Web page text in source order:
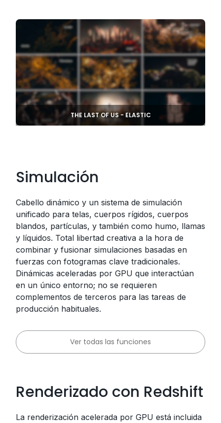
THE LAST OF US - ELASTIC
Simulación
Cabello dinámico y un sistema de simulación
unificado para telas, cuerpos rígidos, cuerpos
blandos, partículas, y también como humo, llamas
y líquidos. Total libertad creativa a la hora de
combinar y fusionar simulaciones basadas en
fuerzas con fotogramas clave tradicionales.
Dinámicas aceleradas por GPU que interactúan
en un único entorno; no se requieren
complementos de terceros para las tareas de
producción habituales.
Ver todas las funciones
Renderizado con Redshift
La renderización acelerada por GPU está incluida